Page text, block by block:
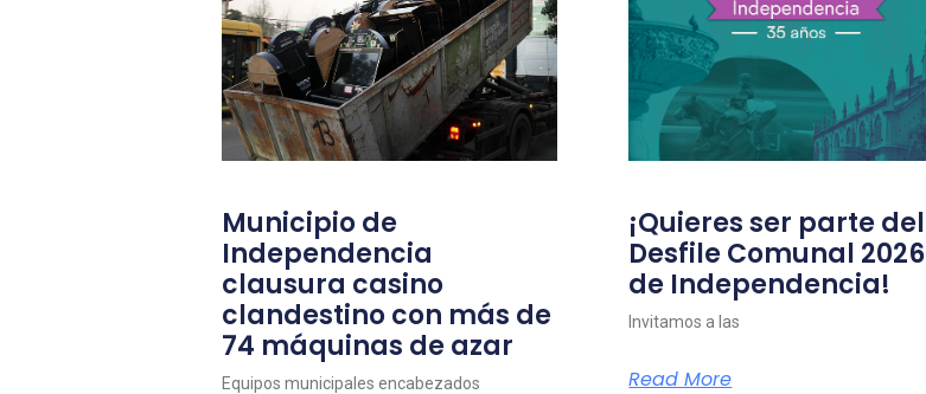
Municipio de
Independencia
clausura casino
clandestino con más de
74 máquinas de azar
Equipos municipales encabezados
¡Quieres ser parte del
Desfile Comunal 2026
de Independencia!
Invitamos a las
Read More